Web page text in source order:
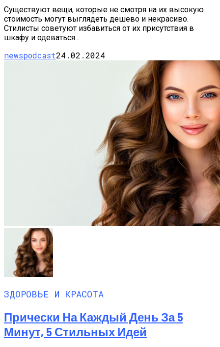
Существуют вещи, которые не смотря на их высокую
стоимость могут выглядеть дешево и некрасиво.
Стилисты советуют избавиться от их присутствия в
шкафу и одеваться...
newspodcast24.02.2024
ЗДОРОВЬЕ И КРАСОТА
Прически На Каждый День За 5
Минут, 5 Стильных Идей